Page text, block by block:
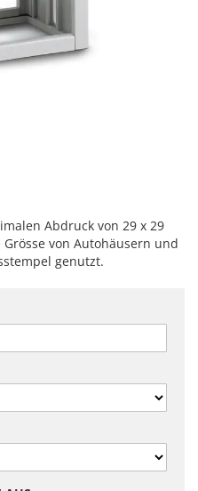
Abdruck von 29 x 29
von Autohäusern und
genutzt.